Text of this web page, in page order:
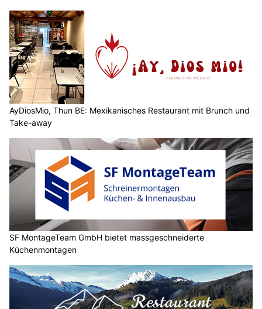
AyDiosMio, Thun BE: Mexikanisches Restaurant mit Brunch und
Take-away
SF MontageTeam GmbH bietet massgeschneiderte
Küchenmontagen